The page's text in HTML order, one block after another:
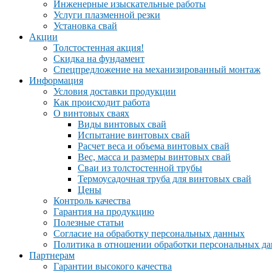
Инженерные изыскательные работы
Услуги плазменной резки
Установка свай
Акции
Толстостенная акция!
Скидка на фундамент
Спецпредложение на механизированный монтаж
Информация
Условия доставки продукции
Как происходит работа
О винтовых сваях
Виды винтовых свай
Испытание винтовых свай
Расчет веса и объема винтовых свай
Вес, масса и размеры винтовых свай
Сваи из толстостенной трубы
Термоусадочная труба для винтовых свай
Цены
Контроль качества
Гарантия на продукцию
Полезные статьи
Согласие на обработку персональных данных
Политика в отношении обработки персональных
Партнерам
Гарантии высокого качества